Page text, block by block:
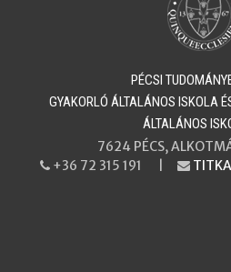
PÉCSI
​​​​​​​GYAKORLÓ ÁLTALÁNOS ISKOLA
ÁLTALÁNOS
7624 PÉCS,
PHONE
+36 72 315 191 | EMAIL